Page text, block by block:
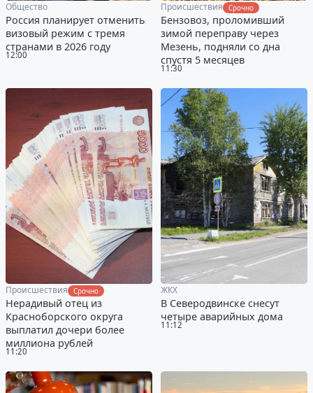
12:00
Общество
Россия планирует отменить
визовый режим с тремя
странами в 2026 году
11:30
Происшествия Срочно
Бензовоз, проломивший
зимой переправу через
Мезень, подняли со дна
спустя 5 месяцев
11:20
Происшествия Срочно
Нерадивый отец из
Красноборского округа
выплатил дочери более
миллиона рублей
11:12
ЖКХ
В Северодвинске снесут
четыре аварийных дома